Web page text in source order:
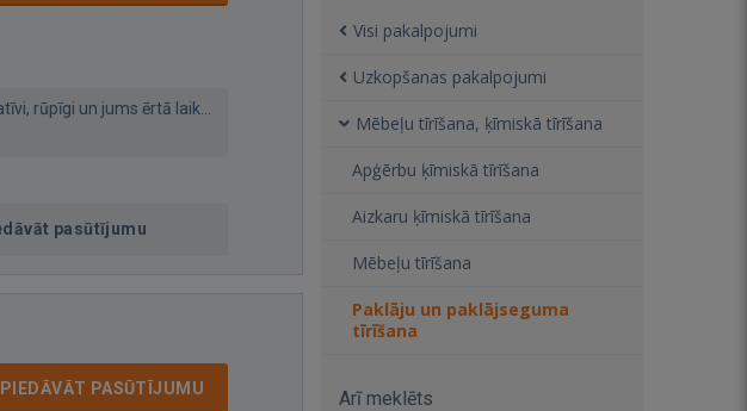
rūpīgi un jums ērtā laik...
pasūtījumu
PIEDĀVĀT PASŪTĪJUMU
Visi pakalpojumi
Uzkopšanas pakalpojumi
Mēbeļu tīrīšana, ķīmiskā tīrīšana
Apģērbu ķīmiskā tīrīšana
Aizkaru ķīmiskā tīrīšana
Mēbeļu tīrīšana
Paklāju un paklājseguma
tīrīšana
Arī meklēts